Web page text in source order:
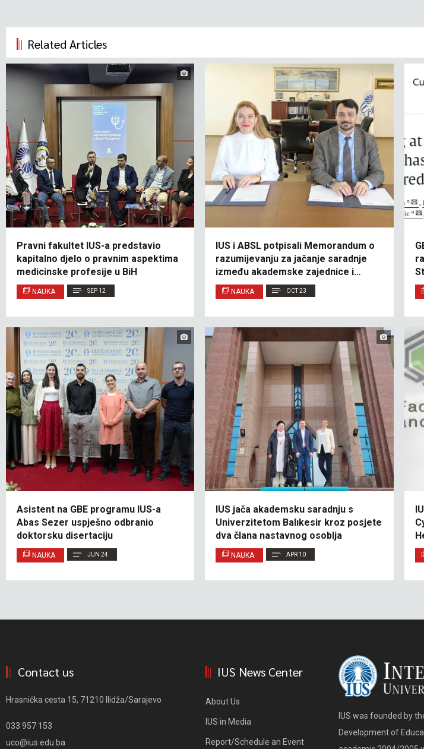
Related Articles
Pravni fakultet IUS-a predstavio
kapitalno djelo o pravnim aspektima
medicinske profesije u BiH
NAUKA SEP 12
IUS i ABSL potpisali Memorandum o
razumijevanju za jačanje saradnje
između akademske zajednice i
industrije
NAUKA OCT 23
Asistent na GBE programu IUS-a
Abas Sezer uspješno odbranio
doktorsku disertaciju
NAUKA JUN 24
IUS jača akademsku saradnju s
Univerzitetom Balıkesir kroz posjete
dva člana nastavnog osoblja
NAUKA APR 10
Contact us
Hrasnička cesta 15, 71210 Ilidža/Sarajevo
033 957 153
uco@ius.edu.ba
IUS News Center
About Us
IUS in Media
Report/Schedule an Event
IUS was founded by
Development of